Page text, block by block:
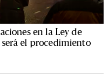
en la Ley de
el procedimiento